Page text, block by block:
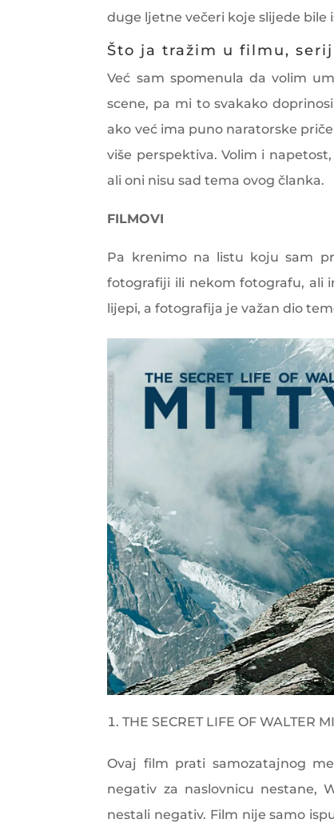
duge ljetne večeri koje slijede
Što ja tražim u filmu,
Već sam spomenula da volim
scene, pa mi to svakako
ako već ima puno naratorske
više perspektiva. Volim i
ali oni nisu sad tema ovog članka.
FILMOVI
Pa krenimo na listu koju sam
fotografiji ili nekom fotografu, ali
lijepi, a fotografija je važan dio
THE SECRET LIFE OF WALTER
Ovaj film prati samozatajnog
negativ za naslovnicu nestane,
nestali negativ. Film nije samo